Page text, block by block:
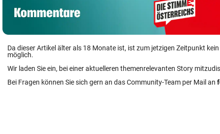
Da dieser Artikel älter als 18 Monate ist, ist zum jetzigen Zeitpunkt
möglich.
Wir laden Sie ein, bei einer aktuelleren themenrelevanten Story
Bei Fragen können Sie sich gern an das Community-Team per Mail an